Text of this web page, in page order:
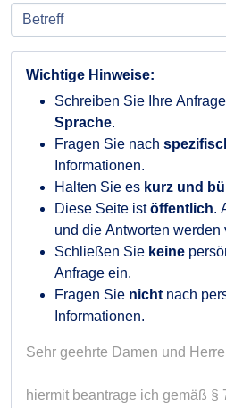
Wichtige Hinweise:
Schreiben Sie Ihre
Sprache.
Fragen Sie nach
Informationen.
Halten Sie es kurz und
Diese Seite istöffentlich.
und die Antworten werden
Schließen Sie keine
Anfrage ein.
Fragen Sie nicht nach
Informationen.
Sehr geehrte Damen und
hiermit beantrage ich gemäß §